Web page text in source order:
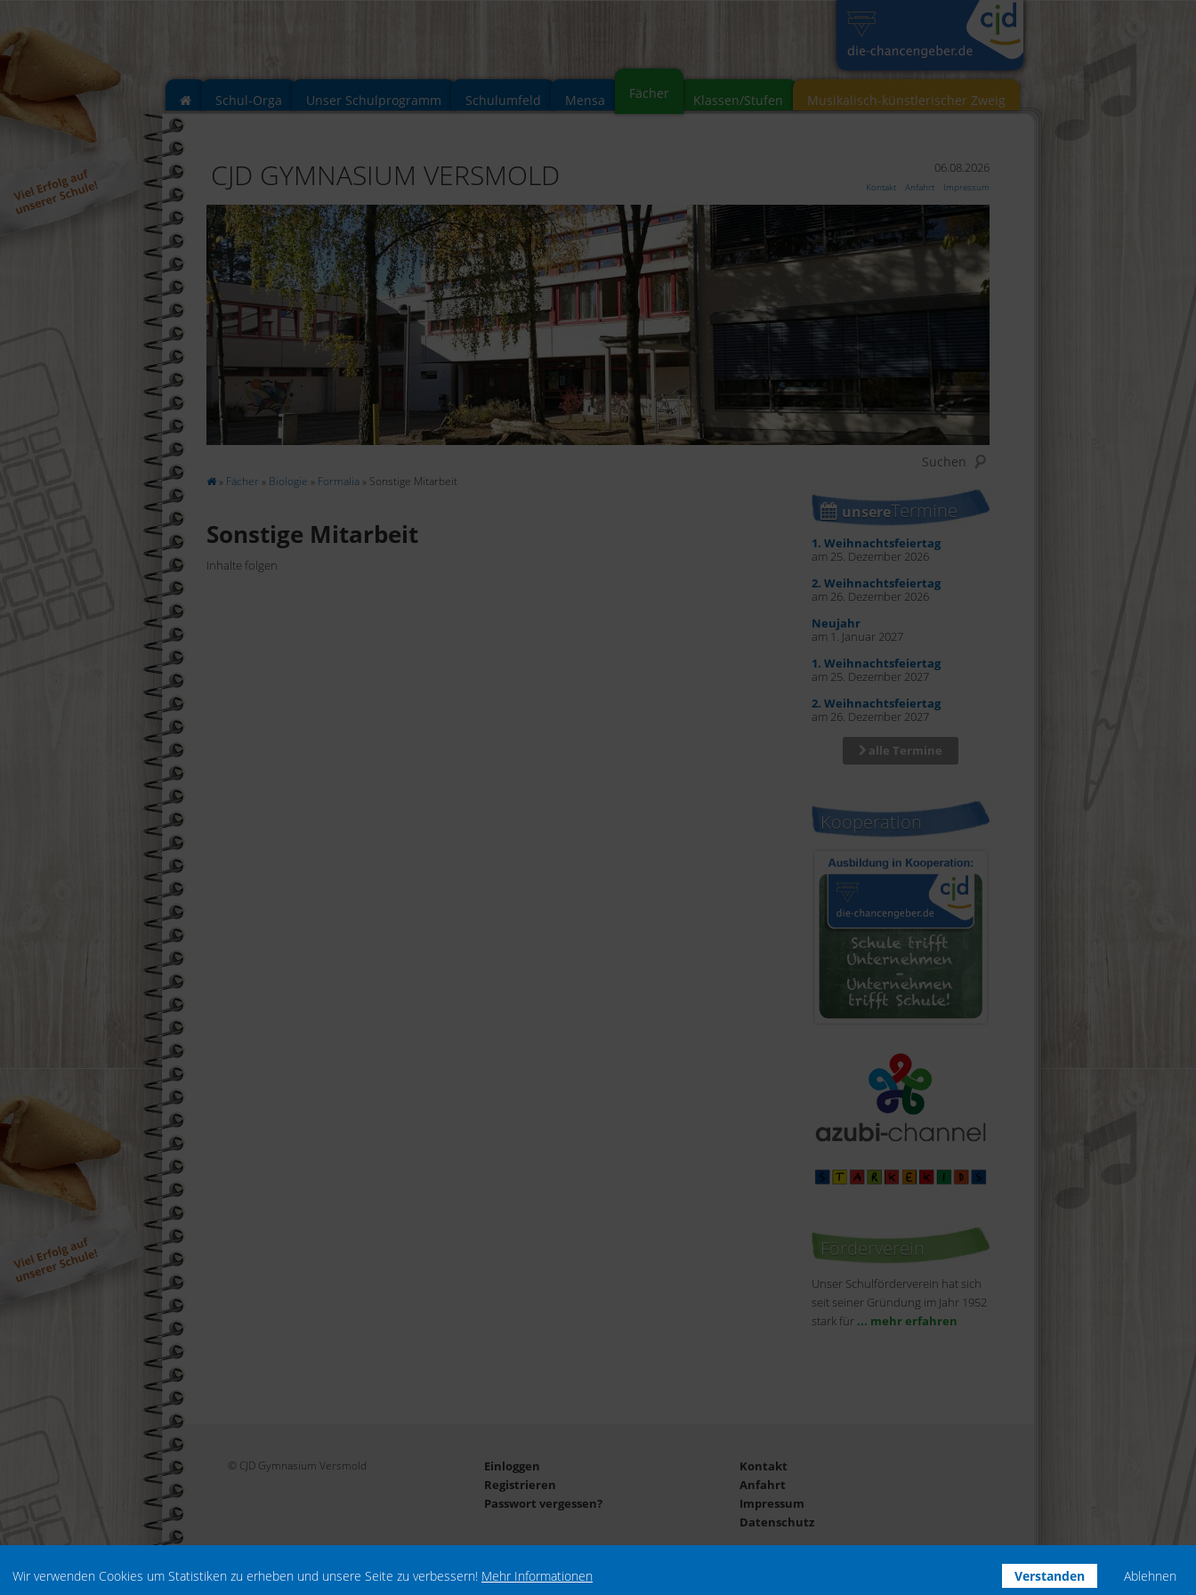
Wir verwenden Cookies um Statistiken zu erheben und unsere Seite zu verbessern! Mehr Informationen Verstanden Ablehnen
Schul-Orga Unser Schulprogramm Schulumfeld Mensa Fächer Klassen/Stufen Musikalisch-künstlerischer Zweig
CJD GYMNASIUM VERSMOLD 06.08.2026
Kontakt Anfahrt Impressum
» Fächer » Biologie » Formalia » Sonstige Mitarbeit
Sonstige Mitarbeit
Inhalte folgen
unsereTermine
1. Weihnachtsfeiertag
am 25. Dezember 2026
2. Weihnachtsfeiertag
am 26. Dezember 2026
Neujahr
am 1. Januar 2027
1. Weihnachtsfeiertag
am 25. Dezember 2027
2. Weihnachtsfeiertag
am 26. Dezember 2027
alle Termine
Kooperation
Förderverein
Unser Schulförderverein hat sich
seit seiner Gründung im Jahr 1952
stark für ... mehr erfahren
© CJD Gymnasium Versmold
Einloggen
Registrieren
Passwort vergessen?
Kontakt
Anfahrt
Impressum
Datenschutz